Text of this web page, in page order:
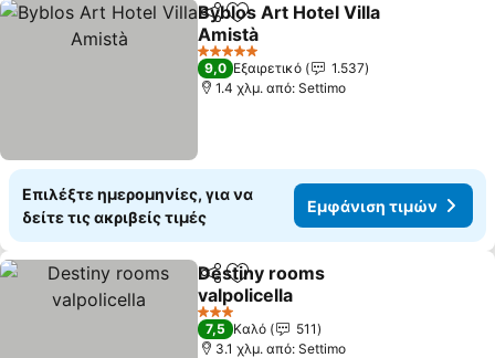
Κοινοποίηση
Προσθήκη στα αγαπημένα
Byblos Art Hotel Villa
Amistà
5 Αστέρια
9,0 Εξαιρετικό
1.537
1.4 χλμ. από: Settimo
Επιλέξτε ημερομηνίες, για να
δείτε τις ακριβείς τιμές
Εμφάνιση τιμών
Κοινοποίηση
Προσθήκη στα αγαπημένα
Destiny rooms
valpolicella
3 Αστέρια
7,5 Καλό
511
3.1 χλμ. από: Settimo